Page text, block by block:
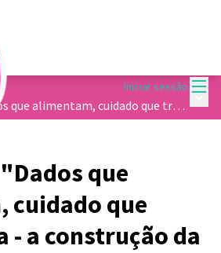
Iniciar sessão
que transforma - a construção da segurança alimentar&quot;
que
cuidado que
a construção da